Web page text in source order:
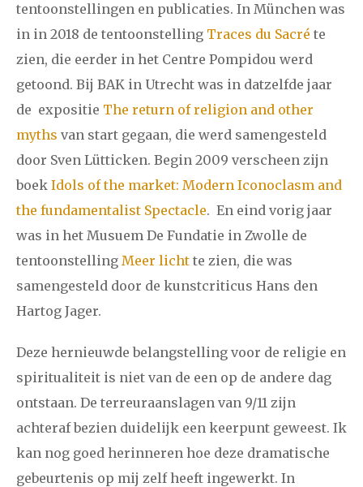
2017
januari februari maart april mei juni juli
augustus september oktober november
december
2016 augustus september oktober november
december
januari februari maart april mei juni juli
januari februari maart april mei juni juli
december
tentoonstellingen en publicaties. In München was
in in 2018 de tentoonstelling Traces du Sacré te
zien, die eerder in het Centre Pompidou werd
getoond. Bij BAK in Utrecht was in datzelfde jaar
de expositie The return of religion and other
myths van start gegaan, die werd samengesteld
door Sven Lütticken. Begin 2009 verscheen zijn
boek Idols of the market: Modern Iconoclasm and
the fundamentalist Spectacle. En eind vorig jaar
was in het Musuem De Fundatie in Zwolle de
tentoonstelling Meer licht te zien, die was
samengesteld door de kunstcriticus Hans den
Hartog Jager.
Deze hernieuwde belangstelling voor de religie en
spiritualiteit is niet van de een op de andere dag
ontstaan. De terreuraanslagen van 9/11 zijn
achteraf bezien duidelijk een keerpunt geweest. Ik
kan nog goed herinneren hoe deze dramatische
gebeurtenis op mij zelf heeft ingewerkt. In